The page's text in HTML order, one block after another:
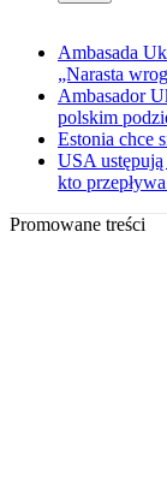
Ambasada
„Narasta
Ambasador
polskim
Estonia chce
USA
kto
Promowane treści